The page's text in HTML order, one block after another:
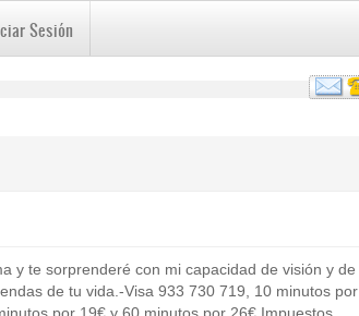
Sesión
y te sorprenderé con mi capacidad de visión y de
de tu vida.-Visa 933 730 719, 10 minutos por